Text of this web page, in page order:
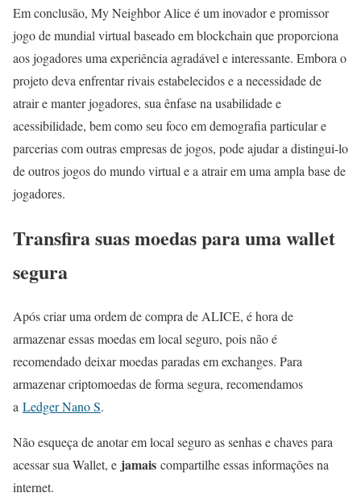
Em conclusão, My Neighbor Alice é um inovador e promissor
jogo de mundial virtual baseado em blockchain que proporciona
aos jogadores uma experiência agradável e interessante. Embora o
projeto deva enfrentar rivais estabelecidos e a necessidade de
atrair e manter jogadores, sua ênfase na usabilidade e
acessibilidade, bem como seu foco em demografia particular e
parcerias com outras empresas de jogos, pode ajudar a distingui-lo
de outros jogos do mundo virtual e a atrair em uma ampla base de
jogadores.
Transfira suas moedas para uma wallet
segura
Após criar uma ordem de compra de ALICE, é hora de
armazenar essas moedas em local seguro, pois não é
recomendado deixar moedas paradas em exchanges. Para
armazenar criptomoedas de forma segura, recomendamos
a Ledger Nano S.
Não esqueça de anotar em local seguro as senhas e chaves para
acessar sua Wallet, e jamais compartilhe essas informações na
internet.